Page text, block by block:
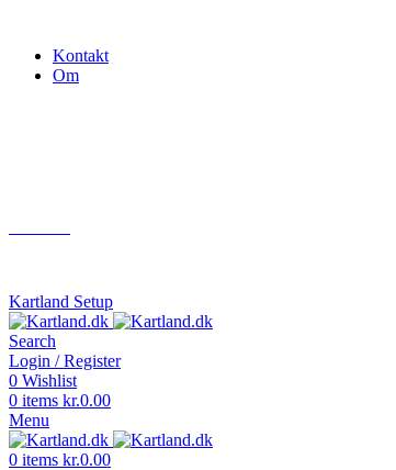
Kontakt
Om
Kartland Setup
Search
Login / Register
0 Wishlist
0 items kr.0.00
Menu
0 items kr.0.00